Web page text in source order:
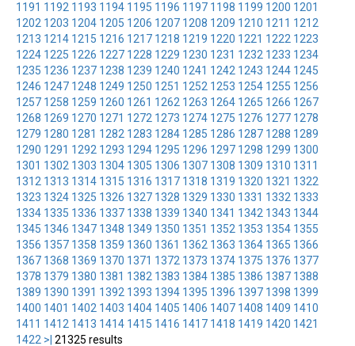
1191 1192 1193 1194 1195 1196 1197 1198 1199 1200 1201
1202 1203 1204 1205 1206 1207 1208 1209 1210 1211 1212
1213 1214 1215 1216 1217 1218 1219 1220 1221 1222 1223
1224 1225 1226 1227 1228 1229 1230 1231 1232 1233 1234
1235 1236 1237 1238 1239 1240 1241 1242 1243 1244 1245
1246 1247 1248 1249 1250 1251 1252 1253 1254 1255 1256
1257 1258 1259 1260 1261 1262 1263 1264 1265 1266 1267
1268 1269 1270 1271 1272 1273 1274 1275 1276 1277 1278
1279 1280 1281 1282 1283 1284 1285 1286 1287 1288 1289
1290 1291 1292 1293 1294 1295 1296 1297 1298 1299 1300
1301 1302 1303 1304 1305 1306 1307 1308 1309 1310 1311
1312 1313 1314 1315 1316 1317 1318 1319 1320 1321 1322
1323 1324 1325 1326 1327 1328 1329 1330 1331 1332 1333
1334 1335 1336 1337 1338 1339 1340 1341 1342 1343 1344
1345 1346 1347 1348 1349 1350 1351 1352 1353 1354 1355
1356 1357 1358 1359 1360 1361 1362 1363 1364 1365 1366
1367 1368 1369 1370 1371 1372 1373 1374 1375 1376 1377
1378 1379 1380 1381 1382 1383 1384 1385 1386 1387 1388
1389 1390 1391 1392 1393 1394 1395 1396 1397 1398 1399
1400 1401 1402 1403 1404 1405 1406 1407 1408 1409 1410
1411 1412 1413 1414 1415 1416 1417 1418 1419 1420 1421
1422 >| 21325 results